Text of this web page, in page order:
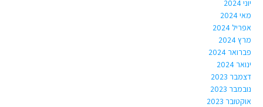
יוני 2024
מאי 2024
אפריל 2024
מרץ 2024
פברואר 2024
ינואר 2024
דצמבר 2023
נובמבר 2023
אוקטובר 2023